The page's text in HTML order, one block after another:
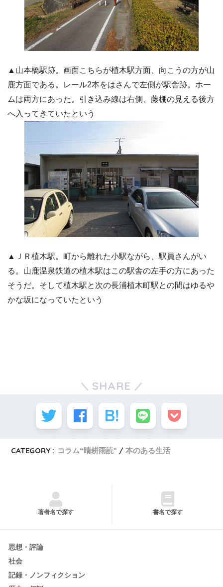
▲山本橋駅跡。画面こちらが植木駅方面、向こうの方が山
鹿方面である。レール2本をはさんで左側が駅舎跡。ホー
ムは両方にあった。引き込み線は右側、藤棚の見える後方
へ入ってきていたという
▲ＪＲ植木駅。町から離れた小駅ながら、駅員さんがい
る。山鹿温泉鉄道の植木駅はこの駅舎の左手の方にあった
そうだ。そして植木駅と次の長浦植木町駅との間はゆるや
かな坂になっていたという
SHARE
CATEGORY : コラム“晴耕雨読” 本のある生活
著者名で探す 書名で探す
思想・評論
社会
記録・ノンフィクション